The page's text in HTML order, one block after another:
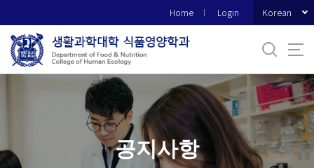
로
메
Home Login Korean
공지사항